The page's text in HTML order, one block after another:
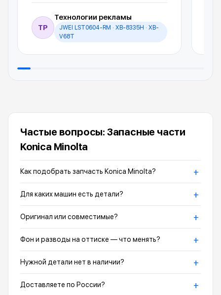
ТР
Технологии рекламы
JWEI LST0604-RM · XB-8335H · XB-
V68T
Частые вопросы: Запасные части
Konica Minolta
Как подобрать запчасть Konica Minolta? +
Для каких машин есть детали? +
Оригинал или совместимые? +
Фон и разводы на оттиске — что менять? +
Нужной детали нет в наличии? +
Доставляете по России? +